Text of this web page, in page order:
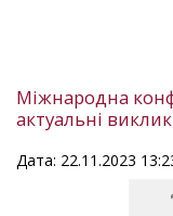
Міжнародна
актуальні
Дата: 22.11.2023